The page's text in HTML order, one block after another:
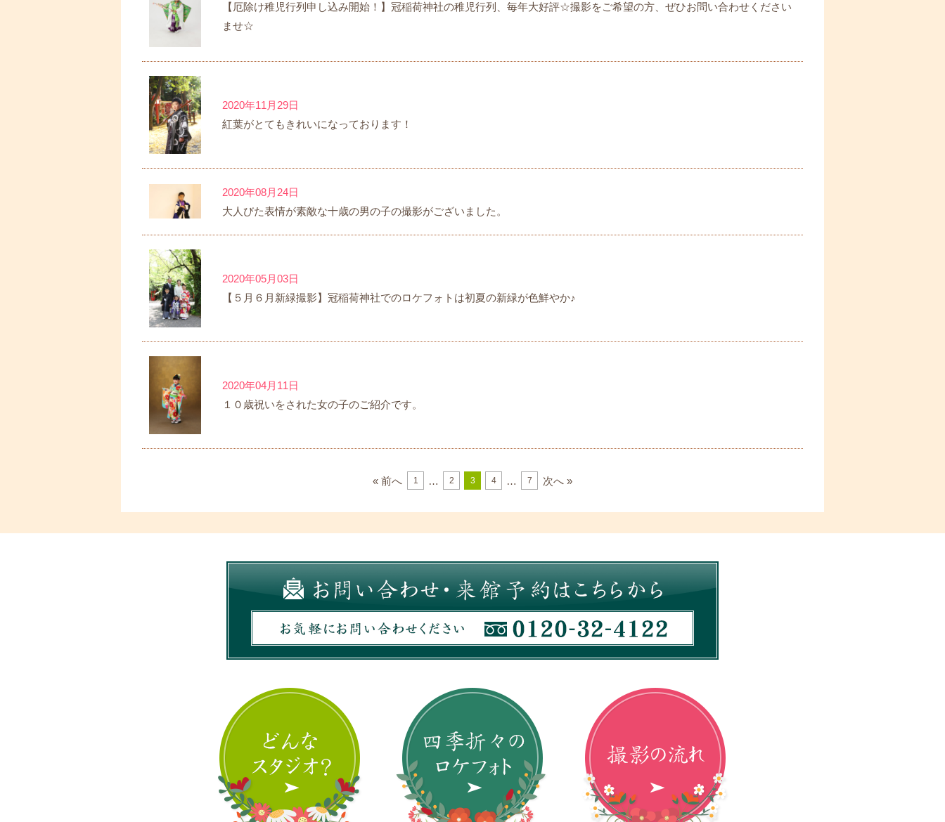
【厄除け稚児行列申し込み開始！】冠稲荷神社の稚児行列、毎年大好評☆撮影をご希望の方、ぜひお問い合わせください
ませ☆
2020年11月29日
紅葉がとてもきれいになっております！
2020年08月24日
大人びた表情が素敵な十歳の男の子の撮影がございました。
2020年05月03日
【５月６月新緑撮影】冠稲荷神社でのロケフォトは初夏の新緑が色鮮やか♪
2020年04月11日
１０歳祝いをされた女の子のご紹介です。
« 前へ 1 … 2 3 4 … 7 次へ »